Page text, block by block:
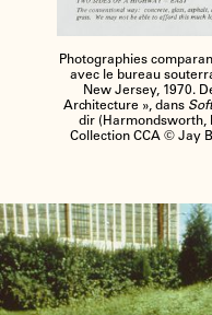
Photographies
avec le bureau
New Jersey, 1970.
Architecture », dans
dir (Harmondsworth,
Collection CCA © Jay